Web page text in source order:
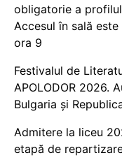
obligatorie a
Accesul în sală
ora 9
Festivalul de
APOLODOR 2026.
Bulgaria și
Admitere la liceu
etapă de